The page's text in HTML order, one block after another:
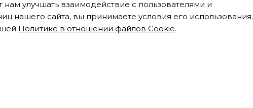
улучшать взаимодействие с пользователями и
нашего сайта, вы принимаете условия его использования.
Политике в отношении файлов Cookie.